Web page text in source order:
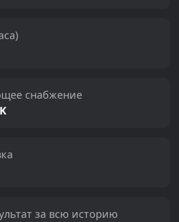
снабжение
за всю историю